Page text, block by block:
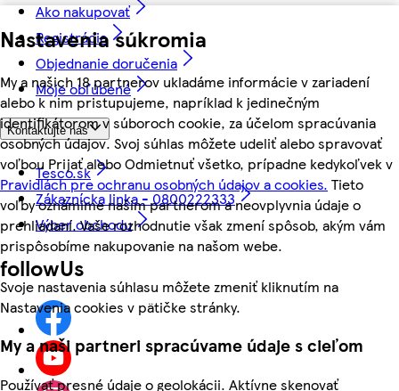
Nastavenia súkromia
My a našich 18 partnerov ukladáme informácie v zariadení
alebo k nim pristupujeme, napríklad k jedinečným
identifikátorom v súboroch cookie, za účelom spracúvania
osobných údajov. Svoj súhlas môžete udeliť alebo spravovať
voľbou Prijať alebo Odmietnuť všetko, prípadne kedykoľvek v
Pravidlách pre ochranu osobných údajov a cookies. Tieto
voľby oznámime našim partnerom a neovplyvnia údaje o
prehliadaní. Vaše rozhodnutie však zmení spôsob, akým vám
prispôsobíme nakupovanie na našom webe.
Svoje nastavenia súhlasu môžete zmeniť kliknutím na
Nastavenia cookies v pätičke stránky.
My a naši partneri spracúvame údaje s cieľom
Používať presné údaje o geolokácii. Aktívne skenovať
Ako nakupovať
Registrácia
Objednanie doručenia
Moje obľúbené
Kontaktujte nás
Tesco.sk
Zákaznícka linka - 0800222333
Výber obchodu
followUs